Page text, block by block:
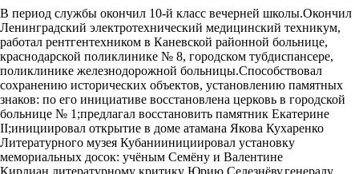
В период службы окончил 10-й класс вечерней школы.Окончил
Ленинградский электротехнический медицинский техникум,
работал рентгентехником в Каневской районной больнице,
краснодарской поликлинике № 8, городском тубдиспансере,
поликлинике железнодорожной больницы.Способствовал
сохранению исторических объектов, установлению памятных
знаков: по его инициативе восстановлена церковь в городской
больнице № 1;предлагал восстановить памятник Екатерине
II;инициировал открытие в доме атамана Якова Кухаренко
Литературного музея Кубаниинициировал установку
мемориальных досок: учёным Семёну и Валентине
Кирлиан,литературному критику Юрию Селезнёву,генералу